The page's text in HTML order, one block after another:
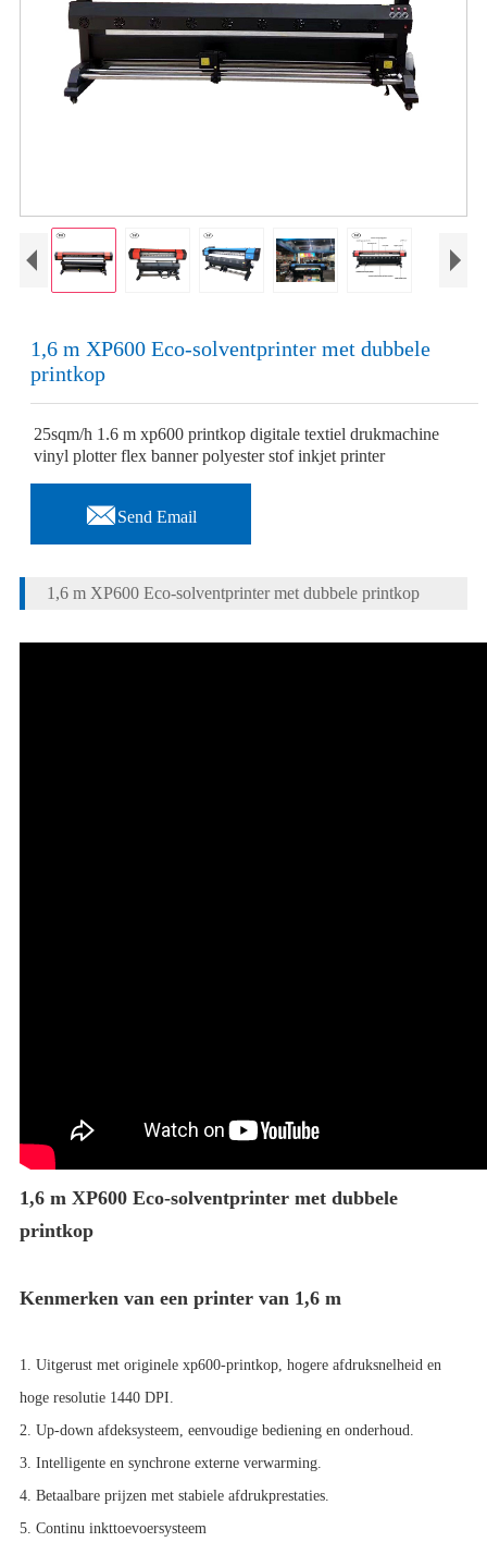
1,6 m XP600 Eco-solventprinter met dubbele
printkop
25sqm/h 1.6 m xp600 printkop digitale textiel drukmachine
vinyl plotter flex banner polyester stof inkjet printer
Send Email
1,6 m XP600 Eco-solventprinter met dubbele printkop
1,6 m XP600 Eco-solventprinter met dubbele
printkop
Kenmerken van een printer van 1,6 m
1. Uitgerust met originele xp600-printkop, hogere afdruksnelheid en
hoge resolutie 1440 DPI.
2. Up-down afdeksysteem, eenvoudige bediening en onderhoud.
3. Intelligente en synchrone externe verwarming.
4. Betaalbare prijzen met stabiele afdrukprestaties.
5. Continu inkttoevoersysteem